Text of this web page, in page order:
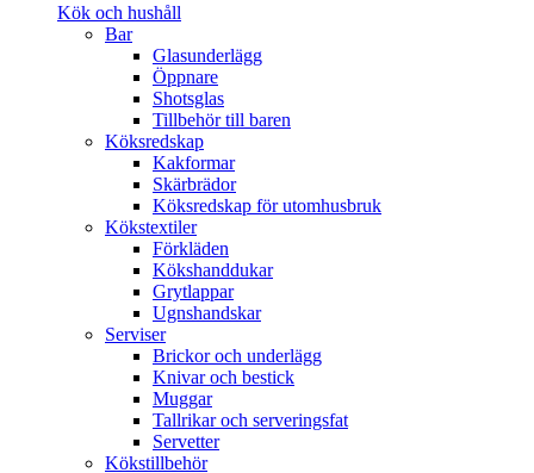
Kök och hushåll
Bar
Glasunderlägg
Öppnare
Shotsglas
Tillbehör till baren
Köksredskap
Kakformar
Skärbrädor
Köksredskap för utomhusbruk
Kökstextiler
Förkläden
Kökshanddukar
Grytlappar
Ugnshandskar
Serviser
Brickor och underlägg
Knivar och bestick
Muggar
Tallrikar och serveringsfat
Servetter
Kökstillbehör